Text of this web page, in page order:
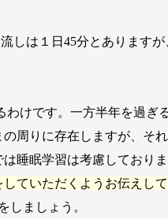
しは１日45分とありますが
わけです。一方半年を過ぎ
周りに存在しますが、そ
睡眠学習は考慮しており
ていただくようお伝えして
しましょう。